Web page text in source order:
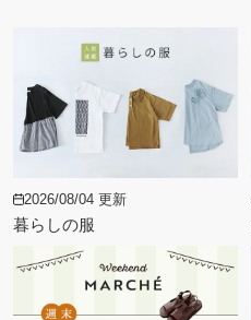
2026/08/04 更新
暮らしの服